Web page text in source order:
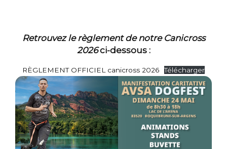
Retrouvez le règlement de notre Canicross
2026ci-dessous :
RÈGLEMENT OFFICIEL canicross 2026 Télécharger